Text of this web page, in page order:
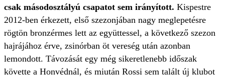
csak másodosztályú csapatot sem irányított. Kispestre
2012-ben érkezett, első szezonjában nagy meglepetésre
rögtön bronzérmes lett az együttessel, a következő szezon
hajrájához érve, zsinórban öt vereség után azonban
lemondott. Távozását egy még sikeretlenebb időszak
követte a Honvédnál, és miután Rossi sem talált új klubot